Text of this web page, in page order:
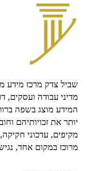
שביל צדק מרכז מידע
מדיני עבודה ועסקים,
המידע מוצג בשפה
יותר את זכויותיהם
מקיפים, עדכוני
מרוכז במקום אחד,